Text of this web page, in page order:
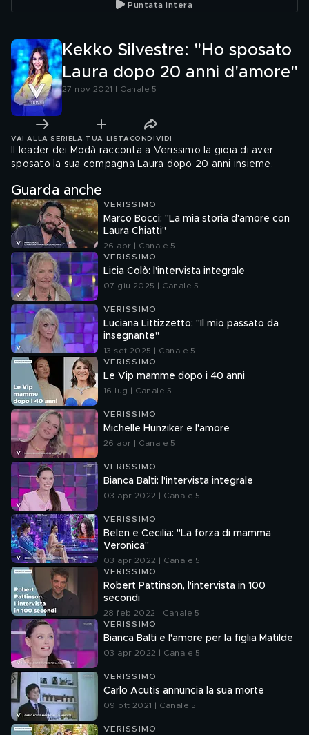
Puntata intera
Kekko Silvestre: "Ho sposato
Laura dopo 20 anni d'amore"
27 nov 2021 | Canale 5
VAI ALLA SERIE LA TUA LISTA CONDIVIDI
Il leader dei Modà racconta a Verissimo la gioia di aver
sposato la sua compagna Laura dopo 20 anni insieme.
Guarda anche
VERISSIMO
Marco Bocci: "La mia storia d'amore con
Laura Chiatti"
26 apr | Canale 5
VERISSIMO
Licia Colò: l'intervista integrale
07 giu 2025 | Canale 5
VERISSIMO
Luciana Littizzetto: "Il mio passato da
insegnante"
13 set 2025 | Canale 5
VERISSIMO
Le Vip mamme dopo i 40 anni
16 lug | Canale 5
VERISSIMO
Michelle Hunziker e l'amore
26 apr | Canale 5
VERISSIMO
Bianca Balti: l'intervista integrale
03 apr 2022 | Canale 5
VERISSIMO
Belen e Cecilia: "La forza di mamma
Veronica"
03 apr 2022 | Canale 5
VERISSIMO
Robert Pattinson, l'intervista in 100
secondi
28 feb 2022 | Canale 5
VERISSIMO
Bianca Balti e l'amore per la figlia Matilde
03 apr 2022 | Canale 5
VERISSIMO
Carlo Acutis annuncia la sua morte
09 ott 2021 | Canale 5
VERISSIMO